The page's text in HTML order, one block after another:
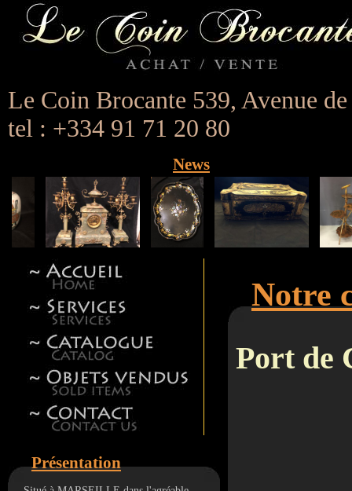
Le Coin Brocante 539, Avenue
tel : +334 91 71 20 80
News
Présentation
Notre
Port de